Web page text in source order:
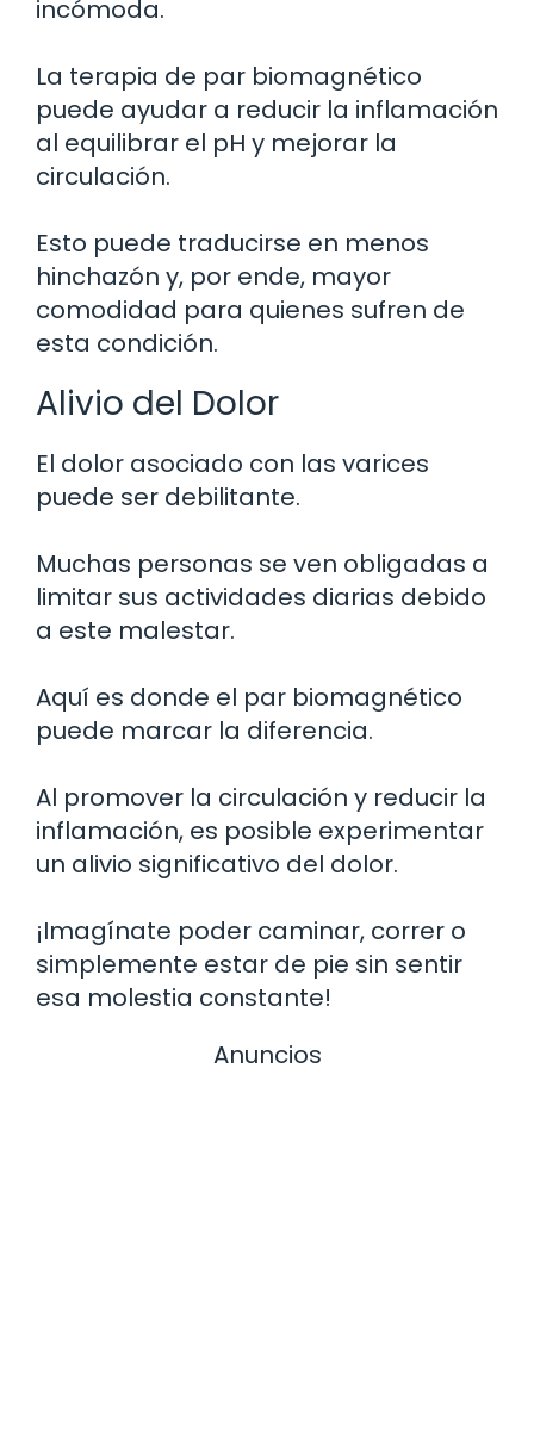
incómoda.
La terapia de par biomagnético
puede ayudar a reducir la inflamación
al equilibrar el pH y mejorar la
circulación.
Esto puede traducirse en menos
hinchazón y, por ende, mayor
comodidad para quienes sufren de
esta condición.
Alivio del Dolor
El dolor asociado con las varices
puede ser debilitante.
Muchas personas se ven obligadas a
limitar sus actividades diarias debido
a este malestar.
Aquí es donde el par biomagnético
puede marcar la diferencia.
Al promover la circulación y reducir la
inflamación, es posible experimentar
un alivio significativo del dolor.
¡Imagínate poder caminar, correr o
simplemente estar de pie sin sentir
esa molestia constante!
Anuncios